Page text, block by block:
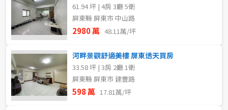
61.94 坪 | 4房 3廳 5衛
屏東縣 屏東市 中山路
2980 萬 48.11萬/坪
河畔景觀舒適美樓 屏東透天買房
33.58 坪 | 3房 2廳 1衛
屏東縣 屏東市 建豐路
598 萬 17.81萬/坪